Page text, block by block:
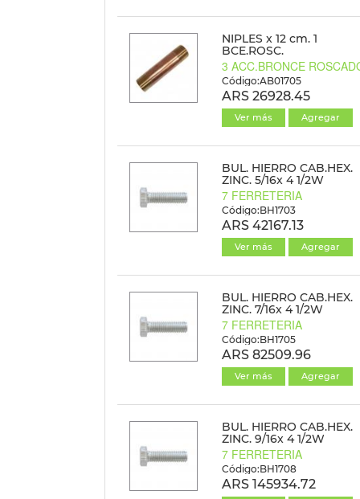
NIPLES x 12 cm. 1
BCE.ROSC.
3 ACC.BRONCE
Código:AB01705
ARS 26928.45
Ver más Agregar
BUL. HIERRO CAB.HEX.
ZINC. 5/16x 4 1/2W
7 FERRETERIA
Código:BH1703
ARS 42167.13
Ver más Agregar
BUL. HIERRO CAB.HEX.
ZINC. 7/16x 4 1/2W
7 FERRETERIA
Código:BH1705
ARS 82509.96
Ver más Agregar
BUL. HIERRO CAB.HEX.
ZINC. 9/16x 4 1/2W
7 FERRETERIA
Código:BH1708
ARS 145934.72